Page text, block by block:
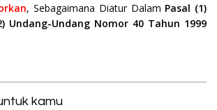
, Sebagaimana Diatur Dalam Pasal (1)
Undang-Undang Nomor 40 Tahun 1999
kamu